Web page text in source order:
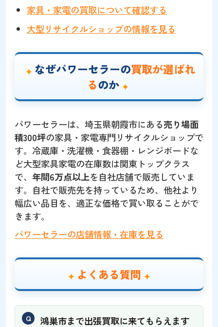
家具・家電の買取について確認する
大型リサイクルショップの情報を見る
なぜパワーセラーの買取が選ばれ
るのか
パワーセラーは、埼玉県朝霞市にある売り場面
積300坪の家具・家電専門リサイクルショップで
す。冷蔵庫・洗濯機・食器棚・レンジボードな
ど大型家具家電の在庫数は関東トップクラス
で、 年間6万点以上を自社店舗で販売していま
す。自社で販売先を持っているため、他社より
幅広い品目を、適正な価格で買い取ることがで
きます。
パワーセラーの店舗情報・在庫を見る
よくある質問
鴻巣市まで出張買取に来てもらえます